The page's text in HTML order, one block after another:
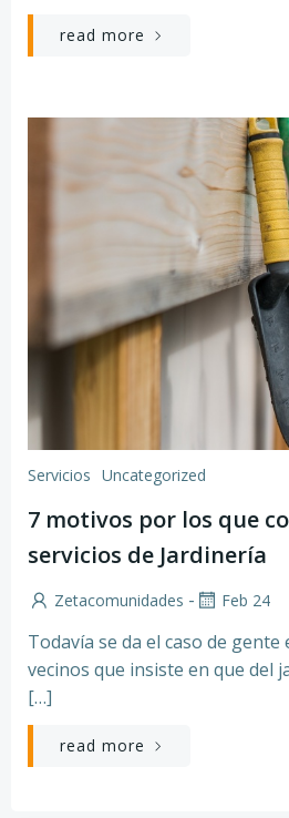
read more
Servicios Uncategorized
7 motivos por los que
servicios de Jardinería
Zetacomunidades - Feb 24
Todavía se da el caso de
vecinos que insiste en que del
[…]
read more